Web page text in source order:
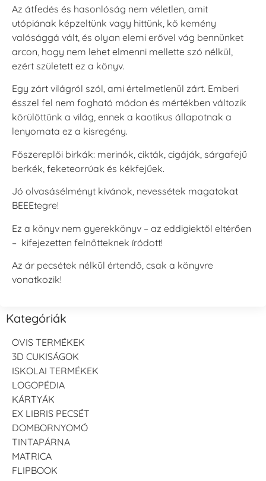
Az átfedés és hasonlóság nem véletlen, amit
utópiának képzeltünk vagy hittünk, kő kemény
valósággá vált, és olyan elemi erővel vág bennünket
arcon, hogy nem lehet elmenni mellette szó nélkül,
ezért született ez a könyv.
Egy zárt világról szól, ami értelmetlenül zárt. Emberi
ésszel fel nem fogható módon és mértékben változik
körülöttünk a világ, ennek a kaotikus állapotnak a
lenyomata ez a kisregény.
Főszereplői birkák: merinók, cikták, cigáják, sárgafejű
berkék, feketeorrúak és kékfejűek.
Jó olvasásélményt kívánok, nevessétek magatokat
BEEEtegre!
Ez a könyv nem gyerekkönyv – az eddigiektől eltérően
– kifejezetten felnőtteknek íródott!
Az ár pecsétek nélkül értendő, csak a könyvre
vonatkozik!
Kategóriák
OVIS TERMÉKEK
3D CUKISÁGOK
ISKOLAI TERMÉKEK
LOGOPÉDIA
KÁRTYÁK
EX LIBRIS PECSÉT
DOMBORNYOMÓ
TINTAPÁRNA
MATRICA
FLIPBOOK